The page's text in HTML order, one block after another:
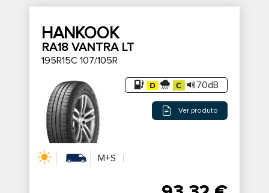
HANKOOK
RA18 VANTRA LT
195R15C 107/105R
70dB
Ver produto
M+S